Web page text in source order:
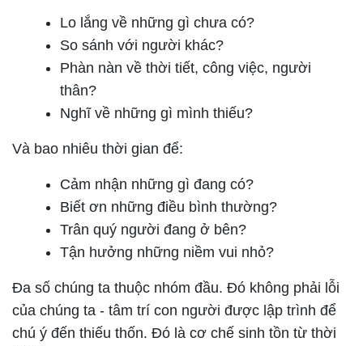
Lo lắng về những gì chưa có?
So sánh với người khác?
Phàn nàn về thời tiết, công việc, người
thân?
Nghĩ về những gì mình thiếu?
Và bao nhiêu thời gian để:
Cảm nhận những gì đang có?
Biết ơn những điều bình thường?
Trân quý người đang ở bên?
Tận hưởng những niềm vui nhỏ?
Đa số chúng ta thuộc nhóm đầu. Đó không phải lỗi
của chúng ta - tâm trí con người được lập trình để
chú ý đến thiếu thốn. Đó là cơ chế sinh tồn từ thời